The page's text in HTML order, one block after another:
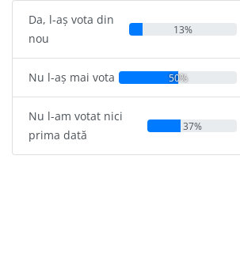
Da, l-aș vota din
nou
13%
Nu l-aș mai vota 50%
Nu l-am votat nici
prima dată
37%